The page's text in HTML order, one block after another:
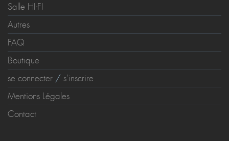
Salle HI-FI
Autres
FAQ
Boutique
se connecter / s'inscrire
Mentions Légales
Contact